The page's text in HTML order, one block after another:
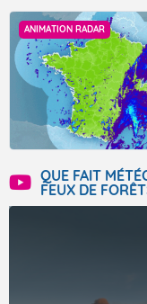
ANIMATION RADAR
QUE FAIT
FEUX DE